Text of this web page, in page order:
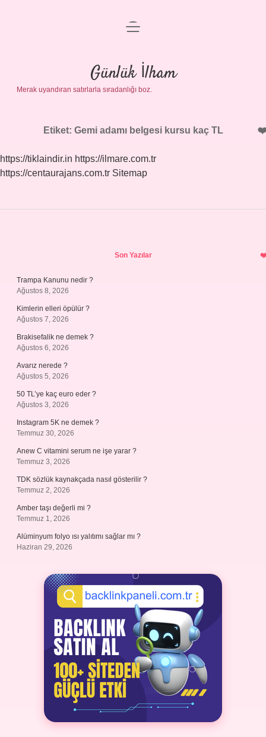
Anasayfa
Gizlilik Politikası
Yasal Uyarı
menüyü
Günlük İlham
Merak uyandıran satırlarla sıradanlığı boz.
Etiket: Gemi adamı belgesi kursu kaç TL
https://tiklaindir.in https://ilmare.com.tr
https://centaurajans.com.tr Sitemap
Son Yazılar
Trampa Kanunu nedir ?
Ağustos 8, 2026
Kimlerin elleri öpülür ?
Ağustos 7, 2026
Brakisefalik ne demek ?
Ağustos 6, 2026
Avarız nerede ?
Ağustos 5, 2026
50 TL’ye kaç euro eder ?
Ağustos 3, 2026
Instagram 5K ne demek ?
Temmuz 30, 2026
Anew C vitamini serum ne işe yarar ?
Temmuz 3, 2026
TDK sözlük kaynakçada nasıl gösterilir ?
Temmuz 2, 2026
Amber taşı değerli mi ?
Temmuz 1, 2026
Alüminyum folyo ısı yalıtımı sağlar mı ?
Haziran 29, 2026